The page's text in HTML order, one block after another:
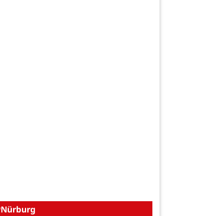
Nürburg